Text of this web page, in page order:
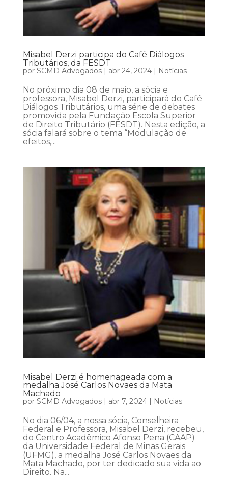
Misabel Derzi participa do Café Diálogos
Tributários, da FESDT
por SCMD Advogados| abr 24, 2024| Notícias
No próximo dia 08 de maio, a sócia e
professora, Misabel Derzi, participará do Café
Diálogos Tributários, uma série de debates
promovida pela Fundação Escola Superior
de Direito Tributário (FESDT). Nesta edição, a
sócia falará sobre o tema “Modulação de
efeitos,...
Misabel Derzi é homenageada com a
medalha José Carlos Novaes da Mata
Machado
por SCMD Advogados| abr 7, 2024| Notícias
No dia 06/04, a nossa sócia, Conselheira
Federal e Professora, Misabel Derzi, recebeu,
do Centro Acadêmico Afonso Pena (CAAP)
da Universidade Federal de Minas Gerais
(UFMG), a medalha José Carlos Novaes da
Mata Machado, por ter dedicado sua vida ao
Direito. Na...